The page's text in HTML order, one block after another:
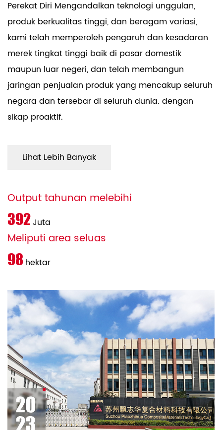
Perekat Diri Mengandalkan teknologi unggulan,
produk berkualitas tinggi, dan beragam variasi,
kami telah memperoleh pengaruh dan kesadaran
merek tingkat tinggi baik di pasar domestik
maupun luar negeri, dan telah membangun
jaringan penjualan produk yang mencakup seluruh
negara dan tersebar di seluruh dunia. dengan
sikap proaktif.
Lihat Lebih Banyak
Output tahunan melebihi
400Juta
Meliputi area seluas
105hektar